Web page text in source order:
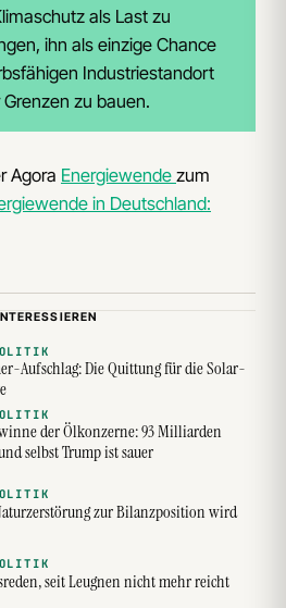
als Last zu
ihn als einzige Chance
Industriestandort
zu bauen.
Agora Energiewende zum
in Deutschland:
Aufschlag: Die Quittung für die Solar-
der Ölkonzerne: 93 Milliarden
selbst Trump ist sauer
zur Bilanzposition wird
seit Leugnen nicht mehr reicht